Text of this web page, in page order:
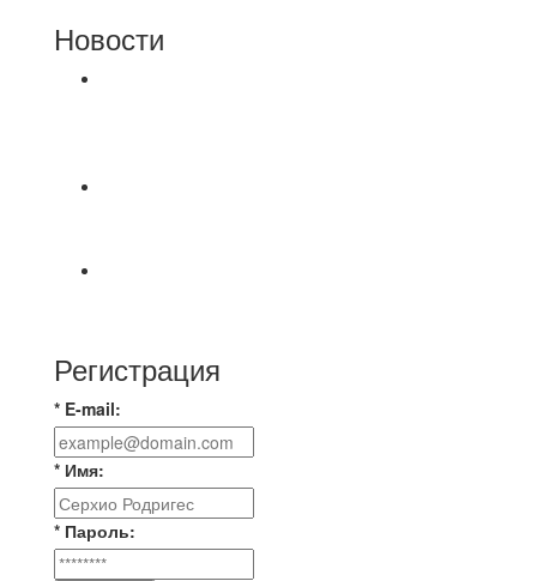
Новости
Регистрация
* E-mail:
* Имя:
* Пароль: